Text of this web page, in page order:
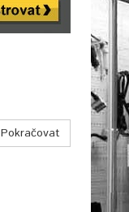
Pokračovat